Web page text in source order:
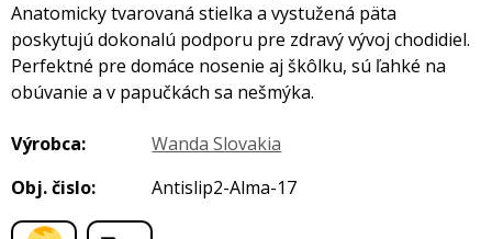
Anatomicky tvarovaná stielka a vystužená päta
poskytujú dokonalú podporu pre zdravý vývoj chodidiel.
Perfektné pre domáce nosenie aj škôlku, sú ľahké na
obúvanie a v papučkách sa nešmýka.
Výrobca:
Wanda Slovakia
Obj. čislo:
Antislip2-Alma-17